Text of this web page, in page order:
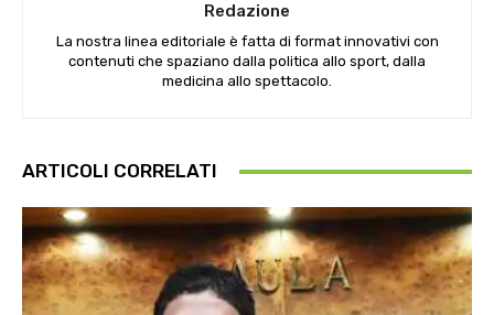
Redazione
La nostra linea editoriale è fatta di format innovativi con
contenuti che spaziano dalla politica allo sport, dalla
medicina allo spettacolo.
ARTICOLI CORRELATI